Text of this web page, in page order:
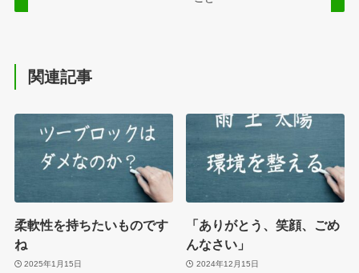
関連記事
柔軟性を持ちたいものです
ね
2025年1月15日
「ありがとう、笑顔、ごめ
んなさい」
2024年12月15日